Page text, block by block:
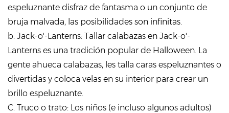
espeluznante disfraz de fantasma o un conjunto de
bruja malvada, las posibilidades son infinitas.
b. Jack-o'-Lanterns: Tallar calabazas en Jack-o'-
Lanterns es una tradición popular de Halloween. La
gente ahueca calabazas, les talla caras espeluznantes o
divertidas y coloca velas en su interior para crear un
brillo espeluznante.
C. Truco o trato: Los niños (e incluso algunos adultos)